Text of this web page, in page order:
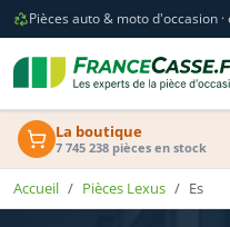
Pièces auto & moto d'occasion
La boutique
7 745 238 pièces en stock
Accueil Pièces Lexus Es